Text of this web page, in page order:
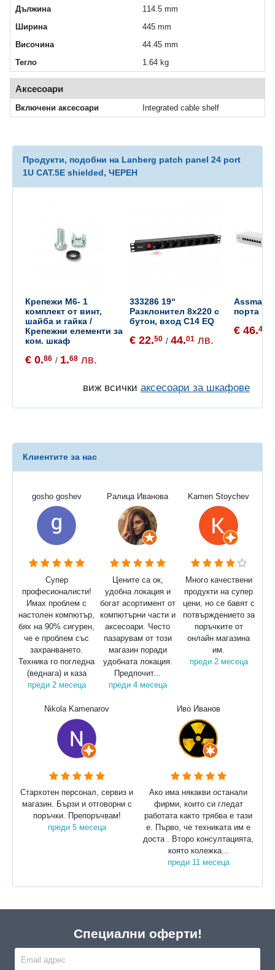
Дължина
114.5 mm
Ширина
445 mm
Височина
44.45 mm
Тегло
1.64 kg
Аксесоари
Включени аксесоари Integrated cable shelf
Продукти, подобни на Lanberg patch panel 24 port
1U CAT.5E shielded, ЧЕРЕН
Крепежи M6- 1
комплект от винт,
шайба и гайка /
Крепежни елементи за
ком. шкаф
€ 0.86 / 1.68 лв.
333286 19“
Разклонител 8x220 с
бутон, вход C14 EQ
€ 22.50 / 44.01 лв.
Assmann
порта
€ 46.42
виж всички аксесоари за шкафове
Клиентите за нас
gosho goshev
Супер
професионалисти!
Имах проблем с
настолен компютър,
бях на 90% сигурен,
че е проблем със
захранването.
Техника го погледна
(веднага) и каза
преди 2 месеца
Ралица Иванова
Цените са ок,
удобна локация и
богат асортимент от
компютърни части и
аксесоари. Често
пазарувам от този
магазин поради
удобната локация.
Предпочит...
преди 4 месеца
Kamen Stoychev
Много качествени
продукти на супер
цени, но се бавят с
потвърждението за
поръчките от
онлайн магазина
им.
преди 2 месеца
Nikola Kamenarov
Стархотен персонал, сервиз и
магазин. Бързи и отговорни с
поръчки. Препоръчвам!
преди 5 месеца
Иво Иванов
Ако има някакви останали
фирми, които си гледат
работата както трябва е тази
е. Първо, че техниката им е
доста . Второ консултацията,
която колежка...
преди 11 месеца
Специални оферти!